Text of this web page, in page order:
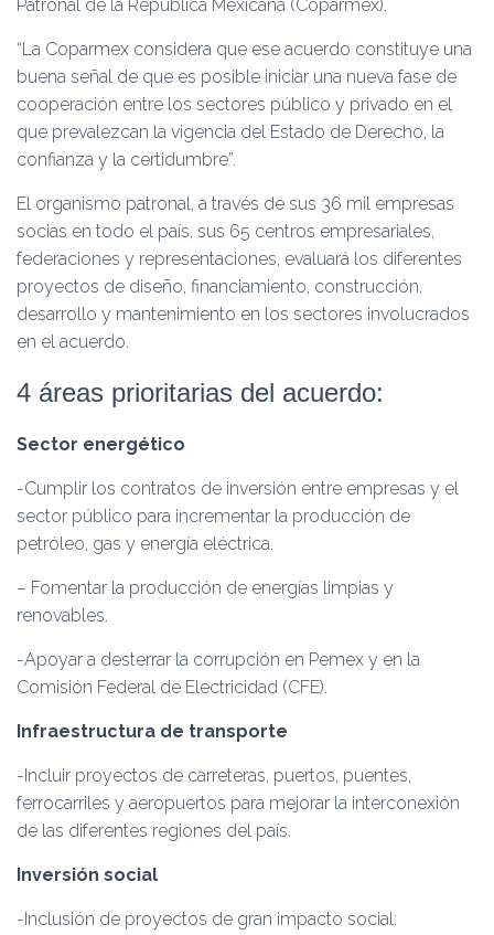
Patronal de la República Mexicana (Coparmex).
“La Coparmex considera que ese acuerdo constituye una
buena señal de que es posible iniciar una nueva fase de
cooperación entre los sectores público y privado en el
que prevalezcan la vigencia del Estado de Derecho, la
confianza y la certidumbre”.
El organismo patronal, a través de sus 36 mil empresas
socias en todo el país, sus 65 centros empresariales,
federaciones y representaciones, evaluará los diferentes
proyectos de diseño, financiamiento, construcción,
desarrollo y mantenimiento en los sectores involucrados
en el acuerdo.
4 áreas prioritarias del acuerdo:
Sector energético
-Cumplir los contratos de inversión entre empresas y el
sector público para incrementar la producción de
petróleo, gas y energía eléctrica.
– Fomentar la producción de energías limpias y
renovables.
-Apoyar a desterrar la corrupción en Pemex y en la
Comisión Federal de Electricidad (CFE).
Infraestructura de transporte
-Incluir proyectos de carreteras, puertos, puentes,
ferrocarriles y aeropuertos para mejorar la interconexión
de las diferentes regiones del país.
Inversión social
-Inclusión de proyectos de gran impacto social: